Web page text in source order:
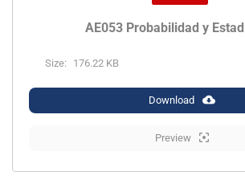
AE053 Probabilidad y
Size: 176.22 KB
Download
Preview